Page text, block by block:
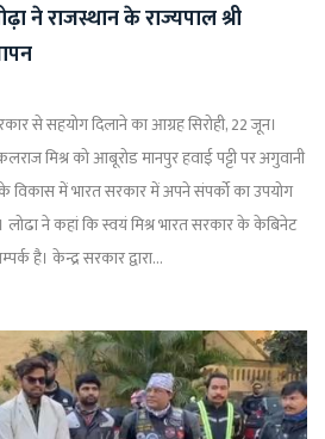
ने राजस्थान के राज्यपाल श्री
से सहयोग दिलाने का आग्रह सिरोही, 22 जून।
मिश्र को आबूरोड मानपुर हवाई पट्टी पर अगुवानी
के विकास में भारत सरकार में अपने संपर्को का उपयोग
ने कहां कि स्वयं मिश्र भारत सरकार के केबिनेट
है। केन्द्र सरकार द्वारा...